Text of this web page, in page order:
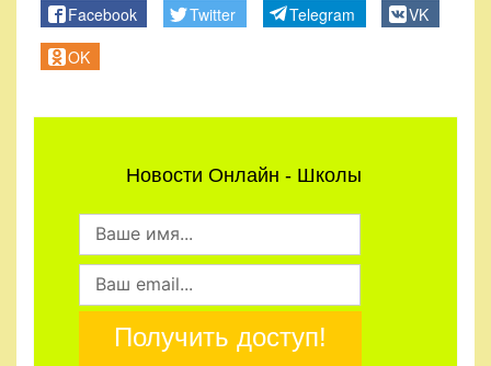
Facebook Twitter Telegram
VK
OK
Новости Онлайн - Школы
Получить доступ!